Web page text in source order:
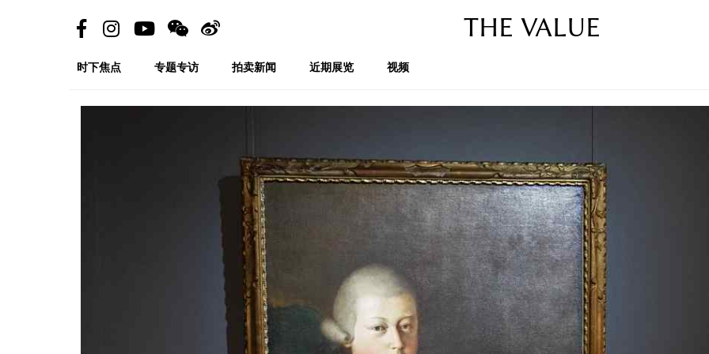
THE VALUE
时下焦点 专题专访 拍卖新闻 近期展览 视频